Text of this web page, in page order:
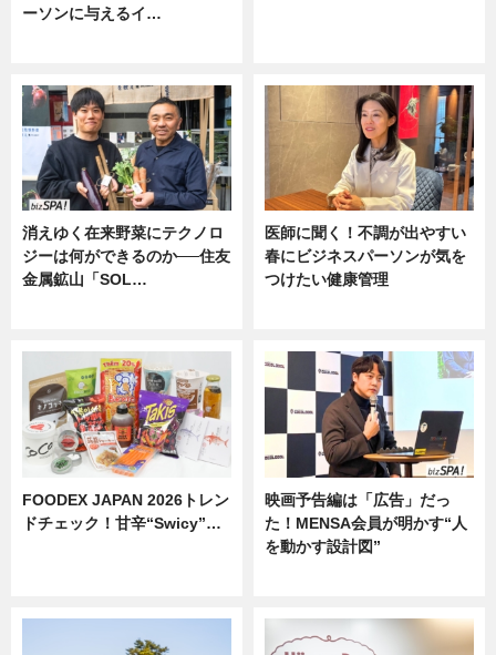
ーソンに与えるイ…
消えゆく在来野菜にテクノロ
ジーは何ができるのか──住友
金属鉱山「SOL…
医師に聞く！不調が出やすい
春にビジネスパーソンが気を
つけたい健康管理
FOODEX JAPAN 2026トレン
ドチェック！甘辛“Swicy”…
映画予告編は「広告」だっ
た！MENSA会員が明かす“人
を動かす設計図”